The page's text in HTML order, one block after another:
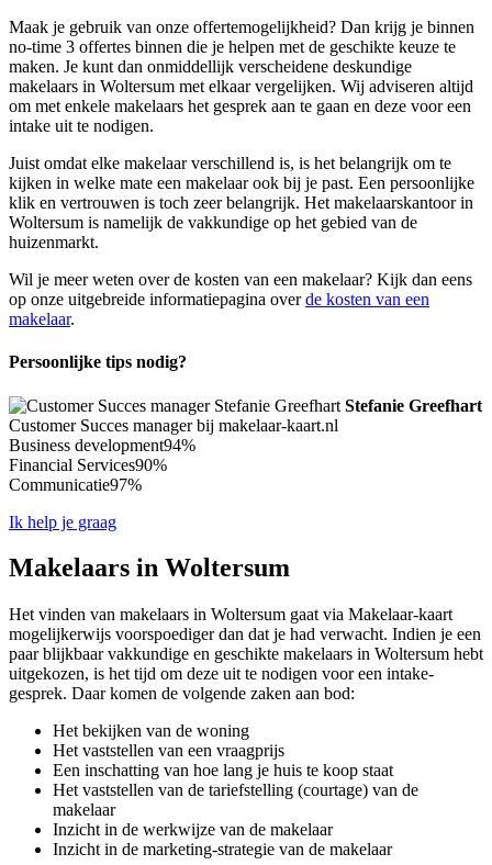
Maak je gebruik van onze offertemogelijkheid? Dan krijg je binnen
no-time 3 offertes binnen die je helpen met de geschikte keuze te
maken. Je kunt dan onmiddellijk verscheidene deskundige
makelaars in Woltersum met elkaar vergelijken. Wij adviseren altijd
om met enkele makelaars het gesprek aan te gaan en deze voor een
intake uit te nodigen.
Juist omdat elke makelaar verschillend is, is het belangrijk om te
kijken in welke mate een makelaar ook bij je past. Een persoonlijke
klik en vertrouwen is toch zeer belangrijk. Het makelaarskantoor in
Woltersum is namelijk de vakkundige op het gebied van de
huizenmarkt.
Wil je meer weten over de kosten van een makelaar? Kijk dan eens
op onze uitgebreide informatiepagina overde kosten van een
makelaar.
Persoonlijke tips nodig?
Stefanie Greefhart
Customer Succes manager bij makelaar-kaart.nl
Business development94%
Financial Services90%
Communicatie97%
Ik help je graag
Makelaars in Woltersum
Het vinden van makelaars in Woltersum gaat via Makelaar-kaart
mogelijkerwijs voorspoediger dan dat je had verwacht. Indien je een
paar blijkbaar vakkundige en geschikte makelaars in Woltersum hebt
uitgekozen, is het tijd om deze uit te nodigen voor een intake-
gesprek. Daar komen de volgende zaken aan bod:
Het bekijken van de woning
Het vaststellen van een vraagprijs
Een inschatting van hoe lang je huis te koop staat
Het vaststellen van de tariefstelling (courtage) van de
makelaar
Inzicht in de werkwijze van de makelaar
Inzicht in de marketing-strategie van de makelaar